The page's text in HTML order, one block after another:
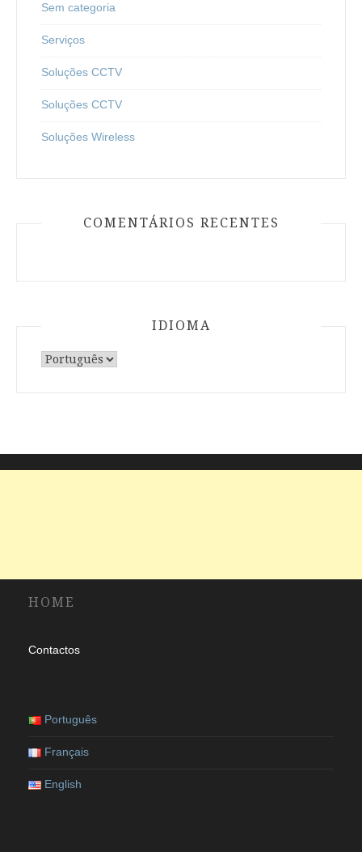
Sem categoria
Serviços
Soluções CCTV
Soluções CCTV
Soluções Wireless
COMENTÁRIOS RECENTES
IDIOMA
Escolha
HOME
Contactos
Português
Français
English